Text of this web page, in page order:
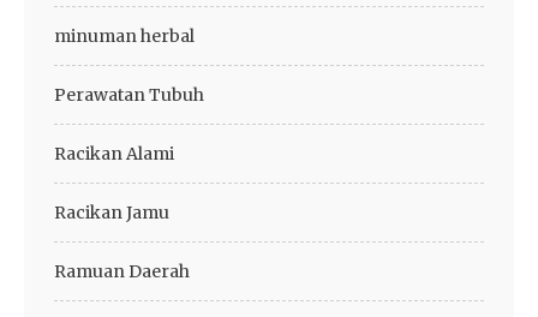
minuman herbal
Perawatan Tubuh
Racikan Alami
Racikan Jamu
Ramuan Daerah